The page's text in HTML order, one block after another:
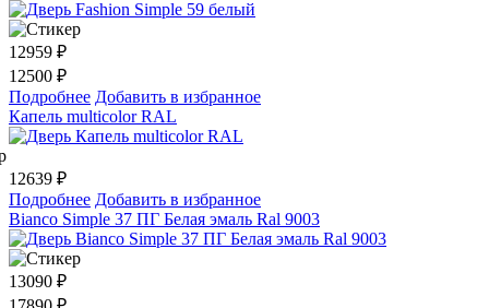
12959 ₽
12500 ₽
Подробнее Добавить в избранное
Капель multicolor RAL
12639 ₽
Подробнее Добавить в избранное
Bianco Simple 37 ПГ Белая эмаль Ral 9003
13090 ₽